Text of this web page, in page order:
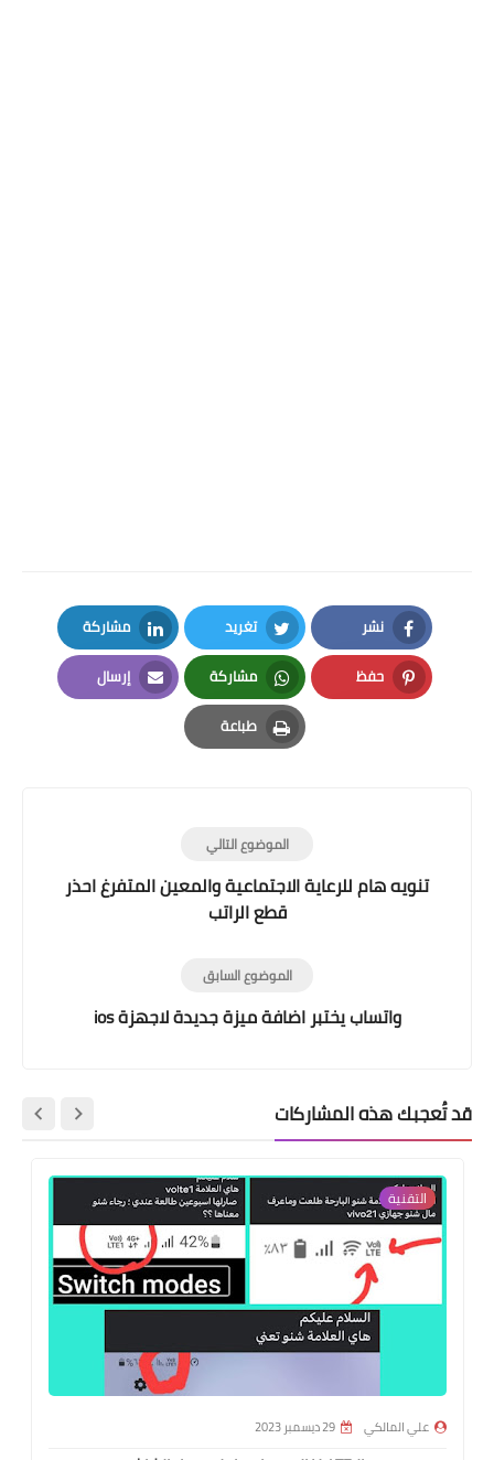
نشر
Facebook
تغريد
Twitter
مشاركة
LinkedIn
حفظ
Pinterest
مشاركة
Whatsapp
إرسال
Email
طباعة
Print
الموضوع التالي
تنويه هام للرعاية الاجتماعية والمعين المتفرغ احذر
قطع الراتب
الموضوع السابق
واتساب يختبر اضافة ميزة جديدة لاجهزة ios
قد تُعجبك هذه المشاركات
التقنية
علي المالكي 29 ديسمبر 2023